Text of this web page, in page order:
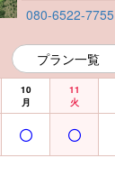
080-6522-7755
プラン一覧
10
月
11
火